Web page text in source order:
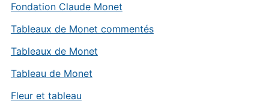
Fondation Claude Monet
Tableaux de Monet commentés
Tableaux de Monet
Tableau de Monet
Fleur et tableau